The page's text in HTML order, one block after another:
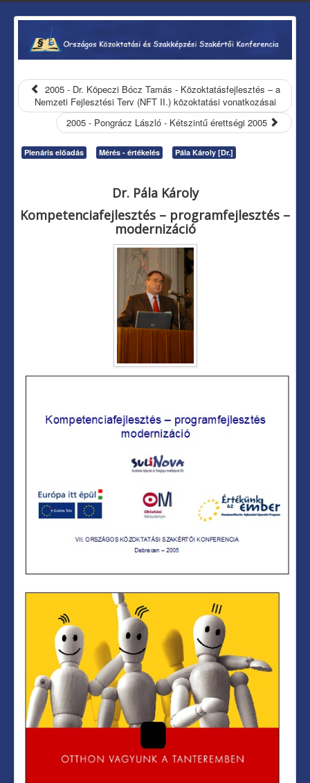
2005 - Dr. Köpeczi Bócz Tamás - Közoktatásfejlesztés – a
Nemzeti Fejlesztési Terv (NFT II.) közoktatási vonatkozásai
2005 - Pongrácz László - Kétszintű érettségi 2005
Plenáris előadás Mérés - értékelés Pála Károly [Dr.]
Dr. Pála Károly
Kompetenciafejlesztés – programfejlesztés –
modernizáció